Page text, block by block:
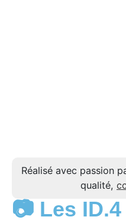
Réalisé avec passion
qualité,
📷 Les